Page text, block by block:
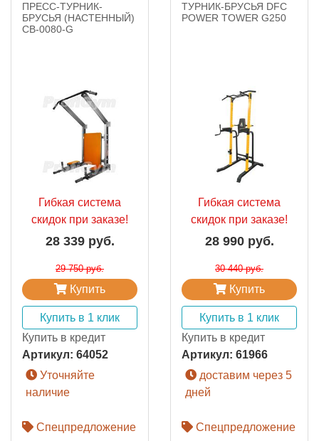
ПРЕСС-ТУРНИК-
БРУСЬЯ (НАСТЕННЫЙ)
СВ-0080-G
Гибкая система
скидок при заказе!
28 339 руб.
29 750 руб.
Купить
Купить в 1 клик
Купить в кредит
Артикул: 64052
Уточняйте
наличие
Спецпредложение
ТУРНИК-БРУСЬЯ DFC
POWER TOWER G250
Гибкая система
скидок при заказе!
28 990 руб.
30 440 руб.
Купить
Купить в 1 клик
Купить в кредит
Артикул: 61966
доставим через 5
дней
Спецпредложение